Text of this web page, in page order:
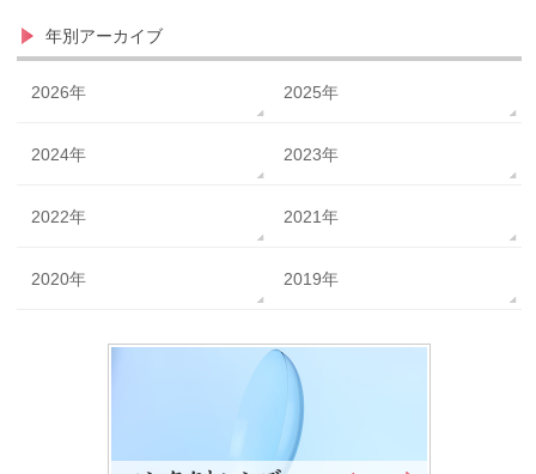
年別アーカイブ
2026年 2025年
2024年 2023年
2022年 2021年
2020年 2019年